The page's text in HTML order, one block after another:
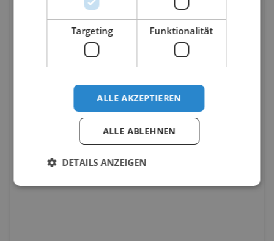
Targeting Funktionalität
ALLE AKZEPTIEREN
ALLE ABLEHNEN
DETAILS ANZEIGEN